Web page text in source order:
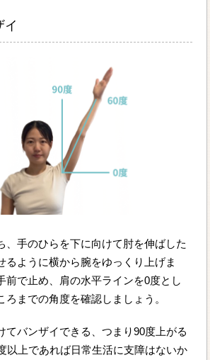
イ
、手のひらを下に向けて肘を伸ばした
るように横から腕をゆっくり上げま
前で止め、肩の水平ラインを0度とし
ろまでの角度を確認しましょう。
てバンザイできる、つまり90度上がる
以上であれば日常生活に支障はないか